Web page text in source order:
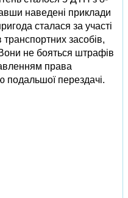
наведені приклади
сталася за участі
транспортних засобів,
не бояться штрафів
права
подальшої перездачі.